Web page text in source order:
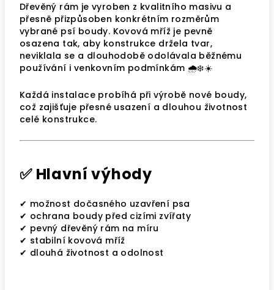
Dřevěný rám je vyroben z kvalitního masivu a
přesně přizpůsoben konkrétním rozměrům
vybrané psí boudy. Kovová mříž je pevně
osazena tak, aby konstrukce držela tvar,
neviklala se a dlouhodobě odolávala běžnému
používání i venkovním podmínkám 🌧️❄️☀️
Každá instalace probíhá při výrobě nové boudy,
což zajišťuje přesné usazení a dlouhou životnost
celé konstrukce.
✅ Hlavní výhody
✔ možnost dočasného uzavření psa
✔ ochrana boudy před cizími zvířaty
✔ pevný dřevěný rám na míru
✔ stabilní kovová mříž
✔ dlouhá životnost a odolnost